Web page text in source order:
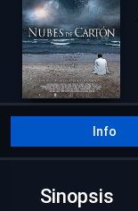
Info
Sinopsis